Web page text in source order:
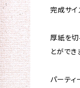
完成サ
厚紙を切
とができ
パーティ